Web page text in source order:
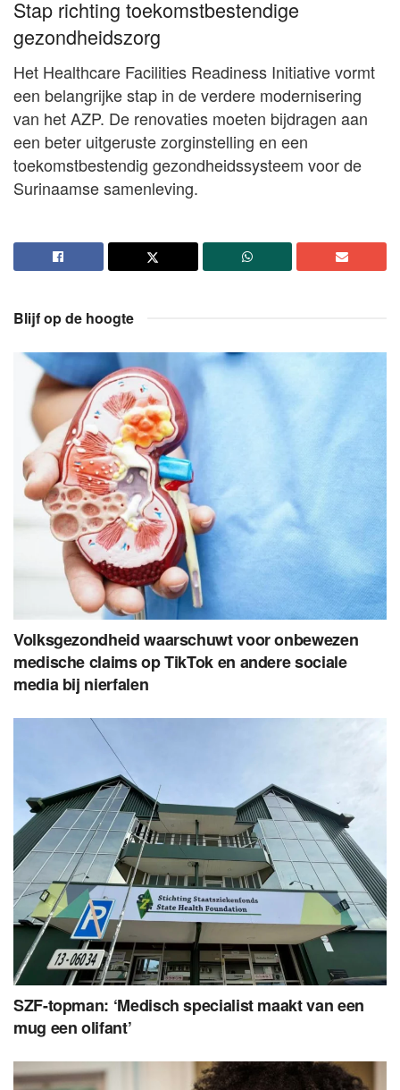
Stap richting toekomstbestendige
gezondheidszorg
Het Healthcare Facilities Readiness Initiative vormt
een belangrijke stap in de verdere modernisering
van het AZP. De renovaties moeten bijdragen aan
een beter uitgeruste zorginstelling en een
toekomstbestendig gezondheidssysteem voor de
Surinaamse samenleving.
Blijf op de hoogte
Volksgezondheid waarschuwt voor onbewezen
medische claims op TikTok en andere sociale
media bij nierfalen
SZF-topman: ‘Medisch specialist maakt van een
mug een olifant’